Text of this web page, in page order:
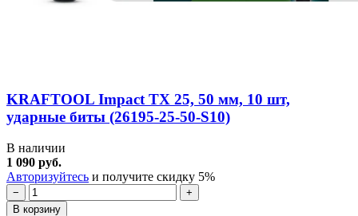
KRAFTOOL Impact TX 25, 50 мм, 10 шт,
ударные биты (26195-25-50-S10)
В наличии
1 090 руб.
Авторизуйтесь и получите скидку 5%
−
+
В корзину